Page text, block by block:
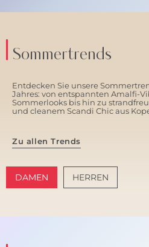
Sommertrends
Entdecken Sie unsere
Jahres: von entspannten Amalfi-
Sommerlooks bis hin zu
und cleanem Scandi Chic aus
Zu allen Trends
DAMEN HERREN